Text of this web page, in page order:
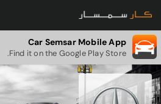
Car Semsar Mobile App
Find it on the Google Play Store.